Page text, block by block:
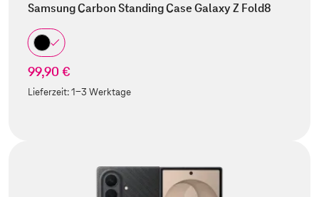
Samsung Carbon Standing Case Galaxy Z Fold8
99,90 €
Lieferzeit:1-3 Werktage